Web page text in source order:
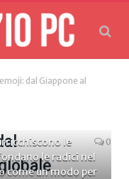
dal Giappone al
0
le
le radici nel
come un modo per